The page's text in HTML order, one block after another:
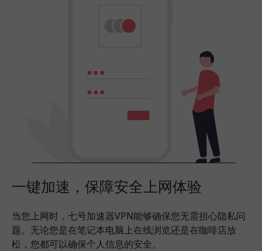
一键加速，保障安全上网体验
当您上网时，七号加速器VPN能够确保您无需担心隐私问
题。无论您是在笔记本电脑上在线浏览还是在咖啡店放
松，您都可以确保个人信息的安全。